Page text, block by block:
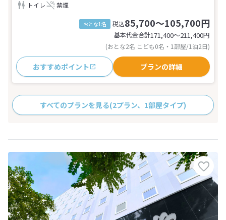
トイレ
禁煙
おとな1名 税込85,700～105,700円
基本代金合計171,400〜211,400円
(おとな2名 こども0名・1部屋/1泊2日)
おすすめポイント プランの詳細
すべてのプランを見る(2プラン、1部屋タイプ)